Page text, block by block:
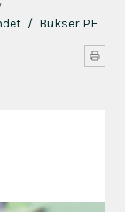
/ Bukser PE